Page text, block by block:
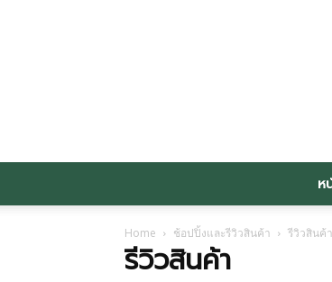
ห
Home ช้อปปิ้งและรีวิวสินค้า รีวิวสินค้า
รีวิวสินค้า